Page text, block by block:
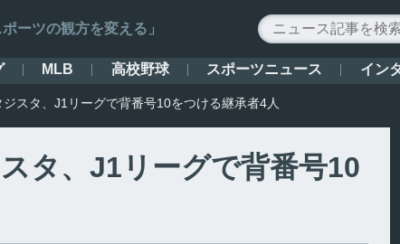
ーツの観方を変える」
MLB 高校野球 スポーツニュース イン
スタ、J1リーグで背番号10をつける継承者4人
タ、J1リーグで背番号10